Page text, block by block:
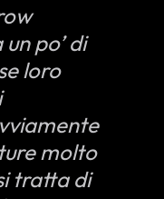
po’ di
loro
molto
tratta di